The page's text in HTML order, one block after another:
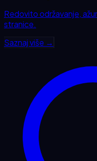
Redovito održavanje,
stranice.
Saznaj više →